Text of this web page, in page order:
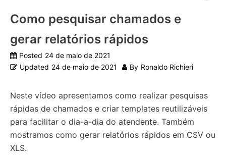
Como pesquisar chamados e
gerar relatórios rápidos
Posted 24 de maio de 2021
Updated 24 de maio de 2021 By Ronaldo Richieri
Neste vídeo apresentamos como realizar pesquisas
rápidas de chamados e criar templates reutilizáveis
para facilitar o dia-a-dia do atendente. Também
mostramos como gerar relatórios rápidos em CSV ou
XLS.